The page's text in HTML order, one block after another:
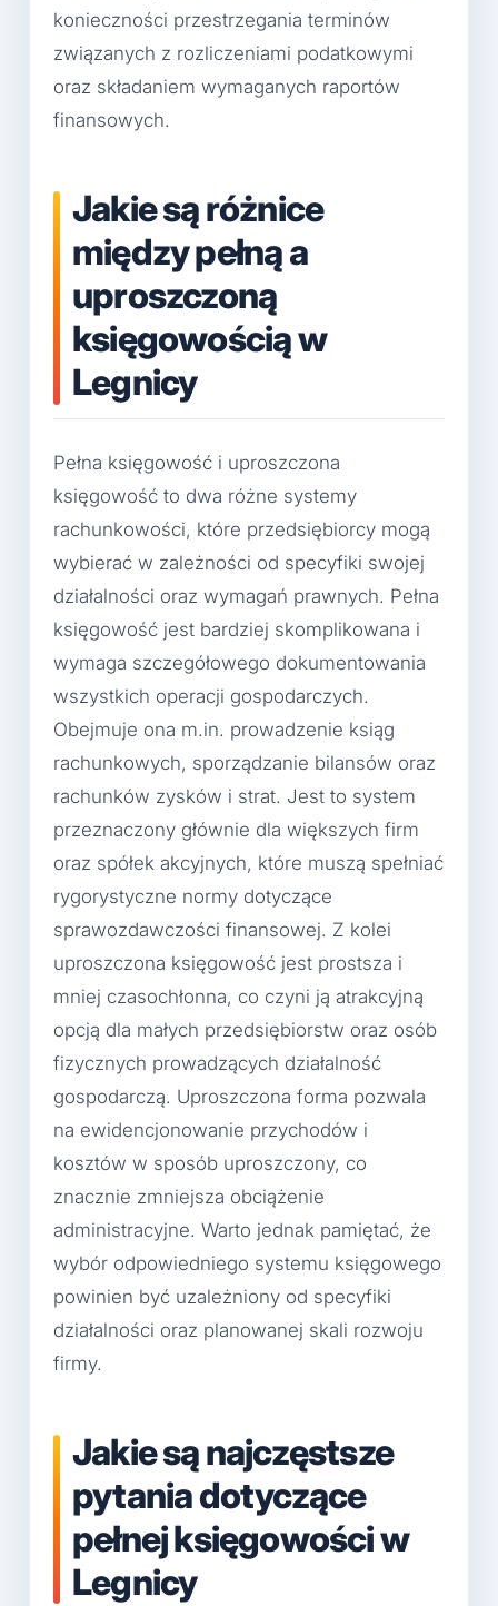
konieczności przestrzegania terminów
związanych z rozliczeniami podatkowymi
oraz składaniem wymaganych raportów
finansowych.
Jakie są różnice
między pełną a
uproszczoną
księgowością w
Legnicy
Pełna księgowość i uproszczona
księgowość to dwa różne systemy
rachunkowości, które przedsiębiorcy mogą
wybierać w zależności od specyfiki swojej
działalności oraz wymagań prawnych. Pełna
księgowość jest bardziej skomplikowana i
wymaga szczegółowego dokumentowania
wszystkich operacji gospodarczych.
Obejmuje ona m.in. prowadzenie ksiąg
rachunkowych, sporządzanie bilansów oraz
rachunków zysków i strat. Jest to system
przeznaczony głównie dla większych firm
oraz spółek akcyjnych, które muszą spełniać
rygorystyczne normy dotyczące
sprawozdawczości finansowej. Z kolei
uproszczona księgowość jest prostsza i
mniej czasochłonna, co czyni ją atrakcyjną
opcją dla małych przedsiębiorstw oraz osób
fizycznych prowadzących działalność
gospodarczą. Uproszczona forma pozwala
na ewidencjonowanie przychodów i
kosztów w sposób uproszczony, co
znacznie zmniejsza obciążenie
administracyjne. Warto jednak pamiętać, że
wybór odpowiedniego systemu księgowego
powinien być uzależniony od specyfiki
działalności oraz planowanej skali rozwoju
firmy.
Jakie są najczęstsze
pytania dotyczące
pełnej księgowości w
Legnicy